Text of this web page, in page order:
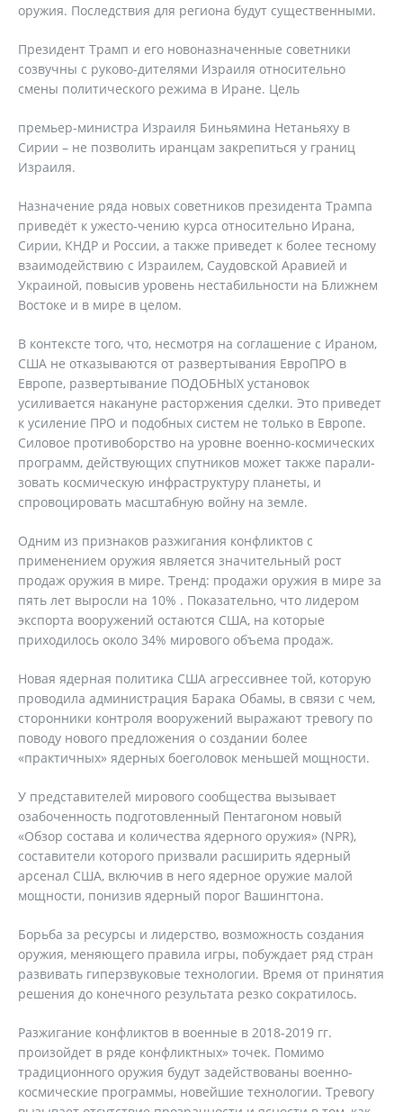
оружия. Последствия для региона будут существенными.
Президент Трамп и его новоназначенные советники
созвучны с руково-дителями Израиля относительно
смены политического режима в Иране. Цель
премьер-министра Израиля Биньямина Нетаньяху в
Сирии – не позволить иранцам закрепиться у границ
Израиля.
Назначение ряда новых советников президента Трампа
приведёт к ужесто-чению курса относительно Ирана,
Сирии, КНДР и России, а также приведет к более тесному
взаимодействию с Израилем, Саудовской Аравией и
Украиной, повысив уровень нестабильности на Ближнем
Востоке и в мире в целом.
В контексте того, что, несмотря на соглашение с Ираном,
США не отказываются от развертывания ЕвроПРО в
Европе, развертывание ПОДОБНЫХ установок
усиливается накануне расторжения сделки. Это приведет
к усиление ПРО и подобных систем не только в Европе.
Силовое противоборство на уровне военно-космических
программ, действующих спутников может также парали-
зовать космическую инфраструктуру планеты, и
спровоцировать масштабную войну на земле.
Одним из признаков разжигания конфликтов с
применением оружия является значительный рост
продаж оружия в мире. Тренд: продажи оружия в мире за
пять лет выросли на 10% . Показательно, что лидером
экспорта вооружений остаются США, на которые
приходилось около 34% мирового объема продаж.
Новая ядерная политика США агрессивнее той, которую
проводила администрация Барака Обамы, в связи с чем,
сторонники контроля вооружений выражают тревогу по
поводу нового предложения о создании более
«практичных» ядерных боеголовок меньшей мощности.
У представителей мирового сообщества вызывает
озабоченность подготовленный Пентагоном новый
«Обзор состава и количества ядерного оружия» (NPR),
составители которого призвали расширить ядерный
арсенал США, включив в него ядерное оружие малой
мощности, понизив ядерный порог Вашингтона.
Борьба за ресурсы и лидерство, возможность создания
оружия, меняющего правила игры, побуждает ряд стран
развивать гиперзвуковые технологии. Время от принятия
решения до конечного результата резко сократилось.
Разжигание конфликтов в военные в 2018-2019 гг.
произойдет в ряде конфликтных» точек. Помимо
традиционного оружия будут задействованы военно-
космические программы, новейшие технологии. Тревогу